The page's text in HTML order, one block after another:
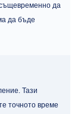
да
да бъде
Тази
точното време